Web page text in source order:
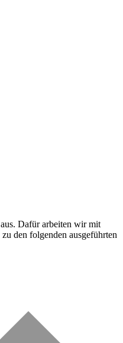
Dafür arbeiten wir mit
den folgenden ausgeführten